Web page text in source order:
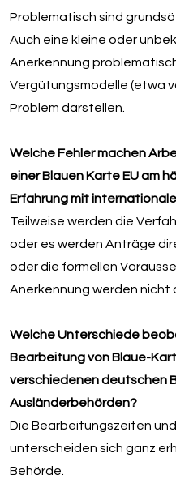
Problematisch sind
Auch eine kleine oder
Anerkennung
Vergütungsmodelle (etwa
Problem darstellen.
Welche Fehler machen
einer Blauen Karte EU am
Erfahrung mit
Teilweise werden die
oder es werden Anträge
oder die formellen
Anerkennung werden nicht
Welche Unterschiede
Bearbeitung von Blaue-
verschiedenen deutschen
Ausländerbehörden?
Die Bearbeitungszeiten
unterscheiden sich ganz
Behörde.